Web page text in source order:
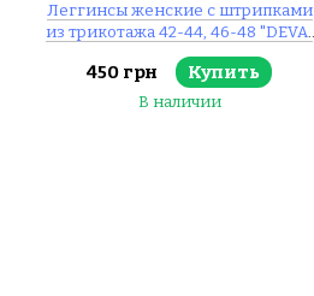
Леггинсы женские с штрипками
из трикотажа 42-44, 46-48 "DEVA"
недорого от прямого поставщика
450 грн Купить
В наличии